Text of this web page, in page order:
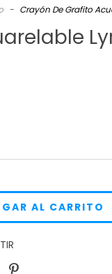
- Crayón De Grafito